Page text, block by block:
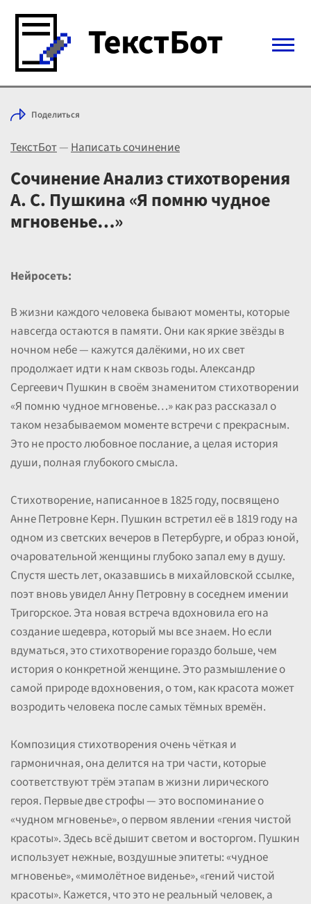
Войти с Telegram
Выбрать режим
Цены
Поделиться
ТекстБот—Написать сочинение
Сочинение Анализ стихотворения
А. С. Пушкина «Я помню чудное
мгновенье…»
Нейросеть:
В жизни каждого человека бывают моменты, которые
навсегда остаются в памяти. Они как яркие звёзды в
ночном небе — кажутся далёкими, но их свет
продолжает идти к нам сквозь годы. Александр
Сергеевич Пушкин в своём знаменитом стихотворении
«Я помню чудное мгновенье…» как раз рассказал о
таком незабываемом моменте встречи с прекрасным.
Это не просто любовное послание, а целая история
души, полная глубокого смысла.
Стихотворение, написанное в 1825 году, посвящено
Анне Петровне Керн. Пушкин встретил её в 1819 году на
одном из светских вечеров в Петербурге, и образ юной,
очаровательной женщины глубоко запал ему в душу.
Спустя шесть лет, оказавшись в михайловской ссылке,
поэт вновь увидел Анну Петровну в соседнем имении
Тригорское. Эта новая встреча вдохновила его на
создание шедевра, который мы все знаем. Но если
вдуматься, это стихотворение гораздо больше, чем
история о конкретной женщине. Это размышление о
самой природе вдохновения, о том, как красота может
возродить человека после самых тёмных времён.
Композиция стихотворения очень чёткая и
гармоничная, она делится на три части, которые
соответствуют трём этапам в жизни лирического
героя. Первые две строфы — это воспоминание о
«чудном мгновенье», о первом явлении «гения чистой
красоты». Здесь всё дышит светом и восторгом. Пушкин
использует нежные, воздушные эпитеты: «чудное
мгновенье», «мимолётное виденье», «гений чистой
красоты». Кажется, что это не реальный человек, а